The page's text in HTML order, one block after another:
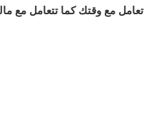
تعامل مع وقتك كما تتعامل مع